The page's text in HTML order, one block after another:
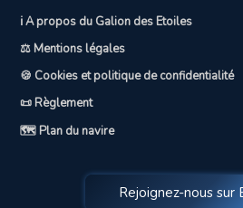
ℹ️ A propos du Galion des Etoiles
⚖️ Mentions légales
🍪 Cookies et politique de confidentialité
📜 Règlement
🗺️ Plan du navire
Rejoignez-nous sur